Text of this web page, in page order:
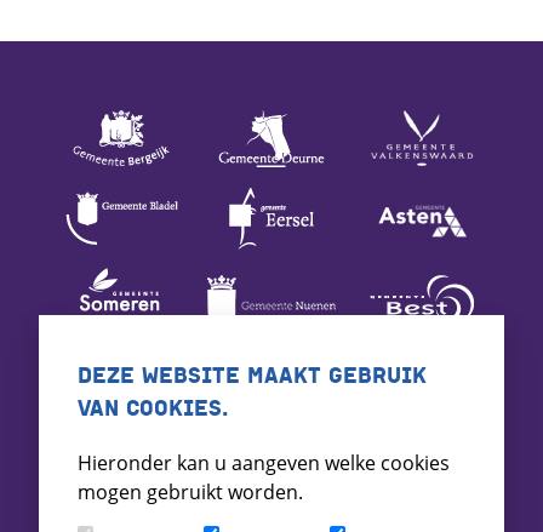
DEZE WEBSITE MAAKT GEBRUIK
VAN COOKIES.
Hieronder kan u aangeven welke cookies
mogen gebruikt worden.